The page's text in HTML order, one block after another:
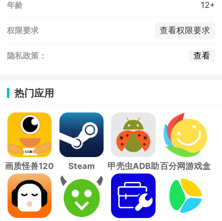
年龄 12+
权限要求 查看权限要求
隐私政策： 查看
热门应用
画质怪兽120
帧
Steam
甲壳虫ADB助
手
百分网游戏盒
子